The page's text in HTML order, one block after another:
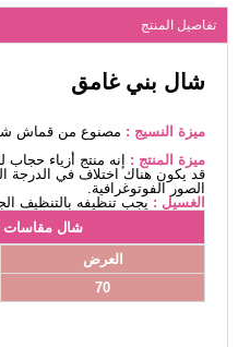
تفاصيل المنتج
شال بني غامق
ميزة النسيج : مصنوع من قماش
ميزة المنتج : إنه منتج أزياء حجاب
قد يكون هناك اختلاف في الدرجة
الصور الفوتوغرافية.
الغسيل : يجب تنظيفه بالتنظيف
شال مقاسات
العرض
70